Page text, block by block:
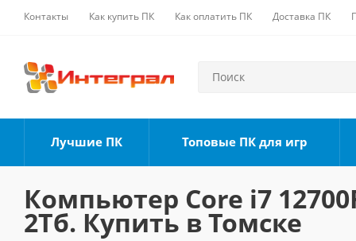
Контакты Как купить ПК Как оплатить ПК Доставка ПК
Лучшие ПК Топовые ПК для игр
Компьютер Core i7
2Тб. Купить в Томске